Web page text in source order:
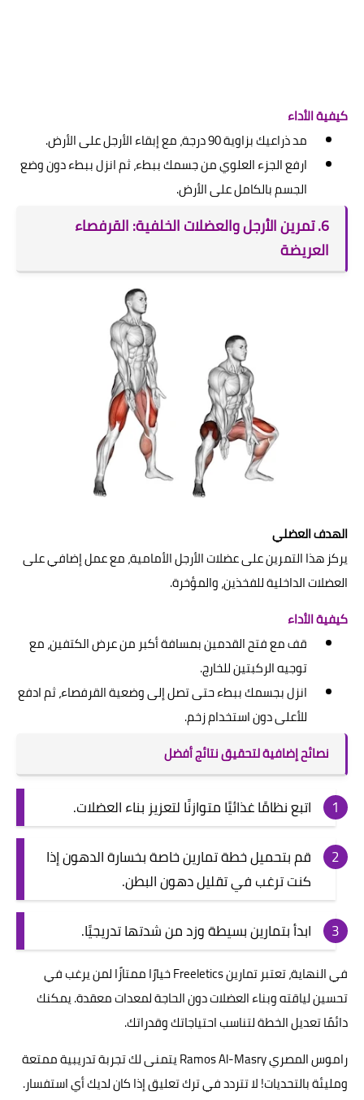
كيفية الأداء
مد ذراعيك بزاوية 90 درجة، مع إبقاء الأرجل على الأرض.
ارفع الجزء العلوي من جسمك ببطء، ثم انزل ببطء دون وضع
الجسم بالكامل على الأرض.
6. تمرين الأرجل والعضلات الخلفية: القرفصاء
العريضة
الهدف العضلي
يركز هذا التمرين على عضلات الأرجل الأمامية، مع عمل إضافي على
العضلات الداخلية للفخذين، والمؤخرة.
كيفية الأداء
قف مع فتح القدمين بمسافة أكبر من عرض الكتفين، مع
توجيه الركبتين للخارج.
انزل بجسمك ببطء حتى تصل إلى وضعية القرفصاء، ثم ادفع
للأعلى دون استخدام زخم.
نصائح إضافية لتحقيق نتائج أفضل
اتبع نظامًا غذائيًا متوازنًا لتعزيز بناء العضلات.
قم بتحميل خطة تمارين خاصة بخسارة الدهون إذا
كنت ترغب في تقليل دهون البطن.
ابدأ بتمارين بسيطة وزد من شدتها تدريجيًا.
في النهاية، تعتبر تمارين Freeletics خيارًا ممتازًا لمن يرغب في
تحسين لياقته وبناء العضلات دون الحاجة لمعدات معقدة. يمكنك
دائمًا تعديل الخطة لتناسب احتياجاتك وقدراتك.
راموس المصري Ramos Al-Masry يتمنى لك تجربة تدريبية ممتعة
ومليئة بالتحديات! لا تتردد في ترك تعليق إذا كان لديك أي استفسار.